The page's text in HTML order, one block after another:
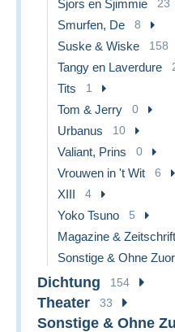
Sjors en Sjimmie 23
Smurfen, De 8
Suske & Wiske 158
Tangy en Laverdure
Tits 1
Tom & Jerry 0
Urbanus 10
Valiant, Prins 0
Vrouwen in 't Wit 6
XIII 4
Yoko Tsuno 5
Magazine &
Sonstige & Ohne
Dichtung 154
Theater 33
Sonstige & Ohne